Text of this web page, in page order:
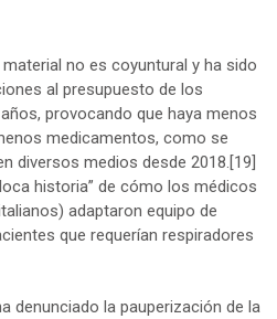
no es coyuntural y ha sido
al presupuesto de los
provocando que haya menos
medicamentos, como se
diversos medios desde 2018. [19]
historia” de cómo los médicos
adaptaron equipo de
que requerían respiradores
denunciado la pauperización de la